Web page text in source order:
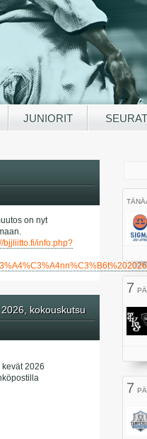
JUNIORIT SEURAT
on nyt
bjjliitto.fi/info.php?
kokouskutsu
2026